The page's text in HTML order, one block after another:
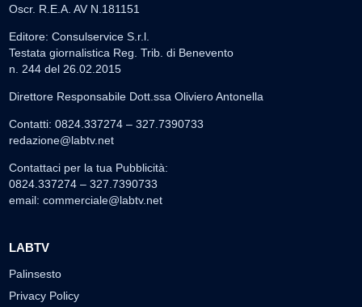
Oscr. R.E.A. AV N.181151
Editore: Consulservice S.r.l.
Testata giornalistica Reg. Trib. di Benevento
n. 244 del 26.02.2015
Direttore Responsabile Dott.ssa Oliviero Antonella
Contatti: 0824.337274 – 327.7390733
redazione@labtv.net
Contattaci per la tua Pubblicità:
0824.337274 – 327.7390733
email: commerciale@labtv.net
LABTV
Palinsesto
Privacy Policy